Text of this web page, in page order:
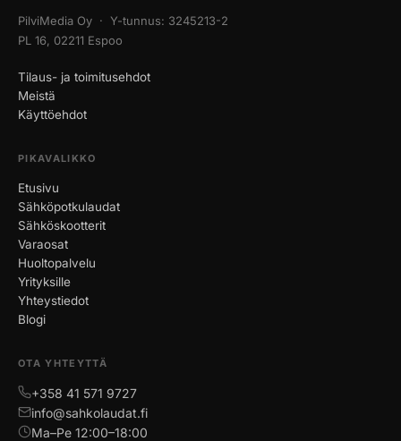
PilviMedia Oy · Y-tunnus: 3245213-2
PL 16, 02211 Espoo
Tilaus- ja toimitusehdot
Meistä
Käyttöehdot
PIKAVALIKKO
Etusivu
Sähköpotkulaudat
Sähköskootterit
Varaosat
Huoltopalvelu
Yrityksille
Yhteystiedot
Blogi
OTA YHTEYTTÄ
+358 41 571 9727
info@sahkolaudat.fi
Ma–Pe 12:00–18:00